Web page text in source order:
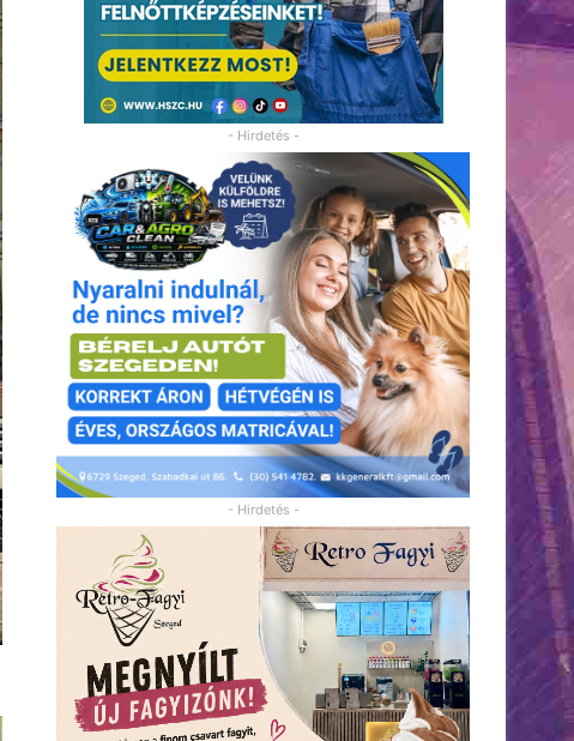
- Hirdetés -
- Hirdetés -